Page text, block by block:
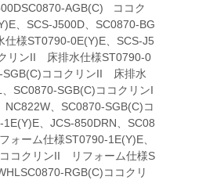
AGB(C) ココク
、SCS-J500D、SC0870-BG
様ST0790-0E(Y)E、SCS-J5
リンII 床排水仕様ST0790-0
ココクリンII 床排水
SC0870-SGB(C)ココクリンI
、SC0870-SGB(C)コ
、JCS-850DRN、SC08
ーム仕様ST0790-1E(Y)E、
コクリンII リフォーム仕様S
RGB(C)ココクリ